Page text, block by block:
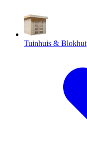
Tuinhuis & Blokhut